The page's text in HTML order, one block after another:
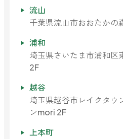
流山
千葉県流山市おおたかの
浦和
埼玉県さいたま市浦和区
2F
越谷
埼玉県越谷市レイクタウ
ンmori 2F
上本町